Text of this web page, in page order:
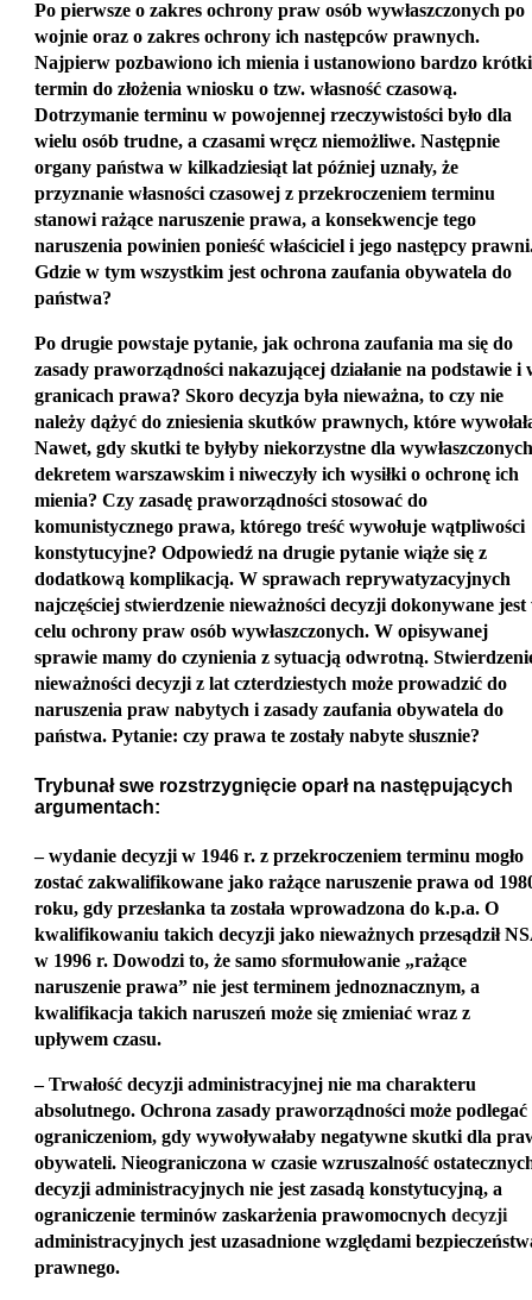
Po pierwsze o zakres ochrony praw osób wywłaszczonych po
wojnie oraz o zakres ochrony ich następców prawnych.
Najpierw pozbawiono ich mienia i ustanowiono bardzo krótki
termin do złożenia wniosku o tzw. własność czasową.
Dotrzymanie terminu w powojennej rzeczywistości było dla
wielu osób trudne, a czasami wręcz niemożliwe. Następnie
organy państwa w kilkadziesiąt lat później uznały, że
przyznanie własności czasowej z przekroczeniem terminu
stanowi rażące naruszenie prawa, a konsekwencje tego
naruszenia powinien ponieść właściciel i jego następcy
Gdzie w tym wszystkim jest ochrona zaufania obywatela do
państwa?
Po drugie powstaje pytanie, jak ochrona zaufania ma się do
zasady praworządności nakazującej działanie na podstawie i
granicach prawa? Skoro decyzja była nieważna, to czy nie
należy dążyć do zniesienia skutków prawnych, które
Nawet, gdy skutki te byłyby niekorzystne dla wywłaszczonych
dekretem warszawskim i niweczyły ich wysiłki o ochronę ich
mienia? Czy zasadę praworządności stosować do
komunistycznego prawa, którego treść wywołuje wątpliwości
konstytucyjne? Odpowiedź na drugie pytanie wiąże się z
dodatkową komplikacją. W sprawach reprywatyzacyjnych
najczęściej stwierdzenie nieważności decyzji dokonywane jest
celu ochrony praw osób wywłaszczonych. W opisywanej
sprawie mamy do czynienia z sytuacją odwrotną.
nieważności decyzji z lat czterdziestych może prowadzić do
naruszenia praw nabytych i zasady zaufania obywatela do
państwa. Pytanie: czy prawa te zostały nabyte słusznie?
Trybunał swe rozstrzygnięcie oparł na następujących
argumentach:
– wydanie decyzji w 1946 r. z przekroczeniem terminu mogło
zostać zakwalifikowane jako rażące naruszenie prawa od
roku, gdy przesłanka ta została wprowadzona do k.p.a. O
kwalifikowaniu takich decyzji jako nieważnych przesądził
w 1996 r. Dowodzi to, że samo sformułowanie „rażące
naruszenie prawa” nie jest terminem jednoznacznym, a
kwalifikacja takich naruszeń może się zmieniać wraz z
upływem czasu.
– Trwałość decyzji administracyjnej nie ma charakteru
absolutnego. Ochrona zasady praworządności może podlegać
ograniczeniom, gdy wywoływałaby negatywne skutki dla
obywateli. Nieograniczona w czasie wzruszalność
decyzji administracyjnych nie jest zasadą konstytucyjną, a
ograniczenie terminów zaskarżenia prawomocnych decyzji
administracyjnych jest uzasadnione względami
prawnego.